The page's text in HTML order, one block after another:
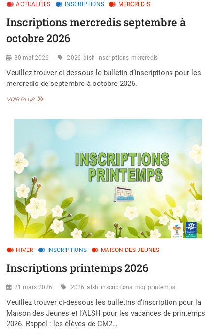
ACTUALITÉS INSCRIPTIONS MERCREDIS
Inscriptions mercredis septembre à
octobre 2026
30 mai 2026 2026 alsh inscriptions mercredis
Veuillez trouver ci-dessous le bulletin d’inscriptions pour les
mercredis de septembre à octobre 2026.
VOIR PLUSINSCRIPTIONS
HIVER INSCRIPTIONS MAISON DES JEUNES
Inscriptions printemps 2026
21 mars 2026 2026 alsh inscriptions mdj printemps
Veuillez trouver ci-dessous les bulletins d’inscription pour la
Maison des Jeunes et l’ALSH pour les vacances de printemps
2026. Rappel : les élèves de CM2…